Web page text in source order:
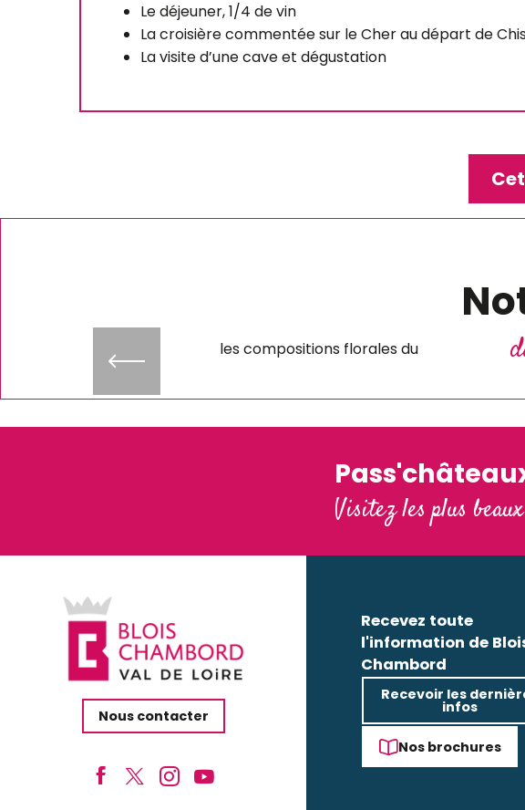
Le déjeuner, 1/4 de vin
La croisière commentée sur le Cher au départ de
La visite d’une cave et dégustation
les compositions florales du
Visitez les plus
Nous contacter
Recevez toute
l'information de
Chambord
Recevoir les
infos
Nos brochures